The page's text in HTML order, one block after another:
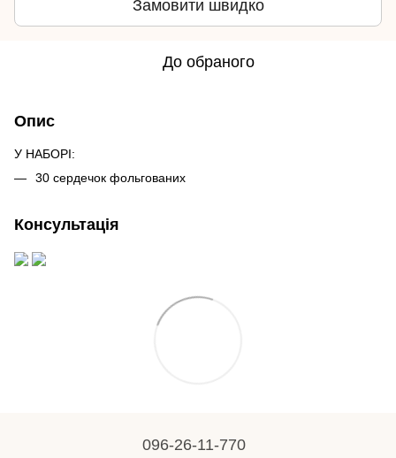
Замовити швидко
До обраного
Опис
У НАБОРІ:
30 сердечок фольгованих
Консультація
096-26-11-770